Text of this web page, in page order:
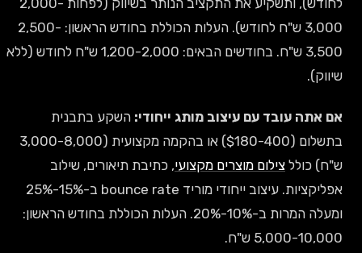
לחודש), ותשקיע את התקציב הנותר בשיווק (לפחות 2,000-
3,000 ש"ח לחודש). העלות הכוללת בחודש הראשון: 2,500-
3,500 ש"ח. בחודשים הבאים: 1,200-2,000 ש"ח לחודש (ללא
שיווק).
אם אתה עובד עם עיצוב מותג ייחודי:השקע בתבנית
בתשלום ($180-400) או בהקמה מקצועית (3,000-8,000
ש"ח) כוללצילום מוצרים מקצועי, כתיבת תיאורים, שילוב
אפליקציות. עיצוב ייחודי מוריד bounce rate ב-15%-25%
ומעלה המרות ב-10%-20%. העלות הכוללת בחודש הראשון:
5,000-10,000 ש"ח.